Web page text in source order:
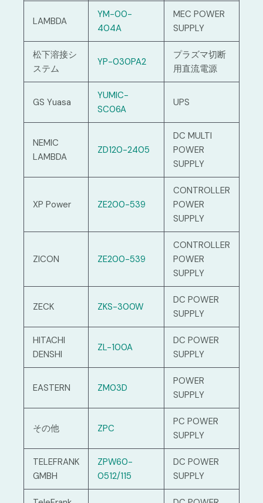
LAMBDA
YM-00-
404A
MEC POWER
SUPPLY
松下溶接シ
ステム
YP-030PA2
プラズマ切断
用直流電源
GS Yuasa
YUMIC-
SC06A
UPS
NEMIC
LAMBDA
ZD120-2405
DC MULTI
POWER
SUPPLY
XP Power ZE200-539
CONTROLLER
POWER
SUPPLY
ZICON ZE200-539
CONTROLLER
POWER
SUPPLY
ZECK ZKS-300W
DC POWER
SUPPLY
HITACHI
DENSHI
ZL-100A
DC POWER
SUPPLY
EASTERN ZM03D
POWER
SUPPLY
その他 ZPC
PC POWER
SUPPLY
TELEFRANK
GMBH
ZPW60-
0512/115
DC POWER
SUPPLY